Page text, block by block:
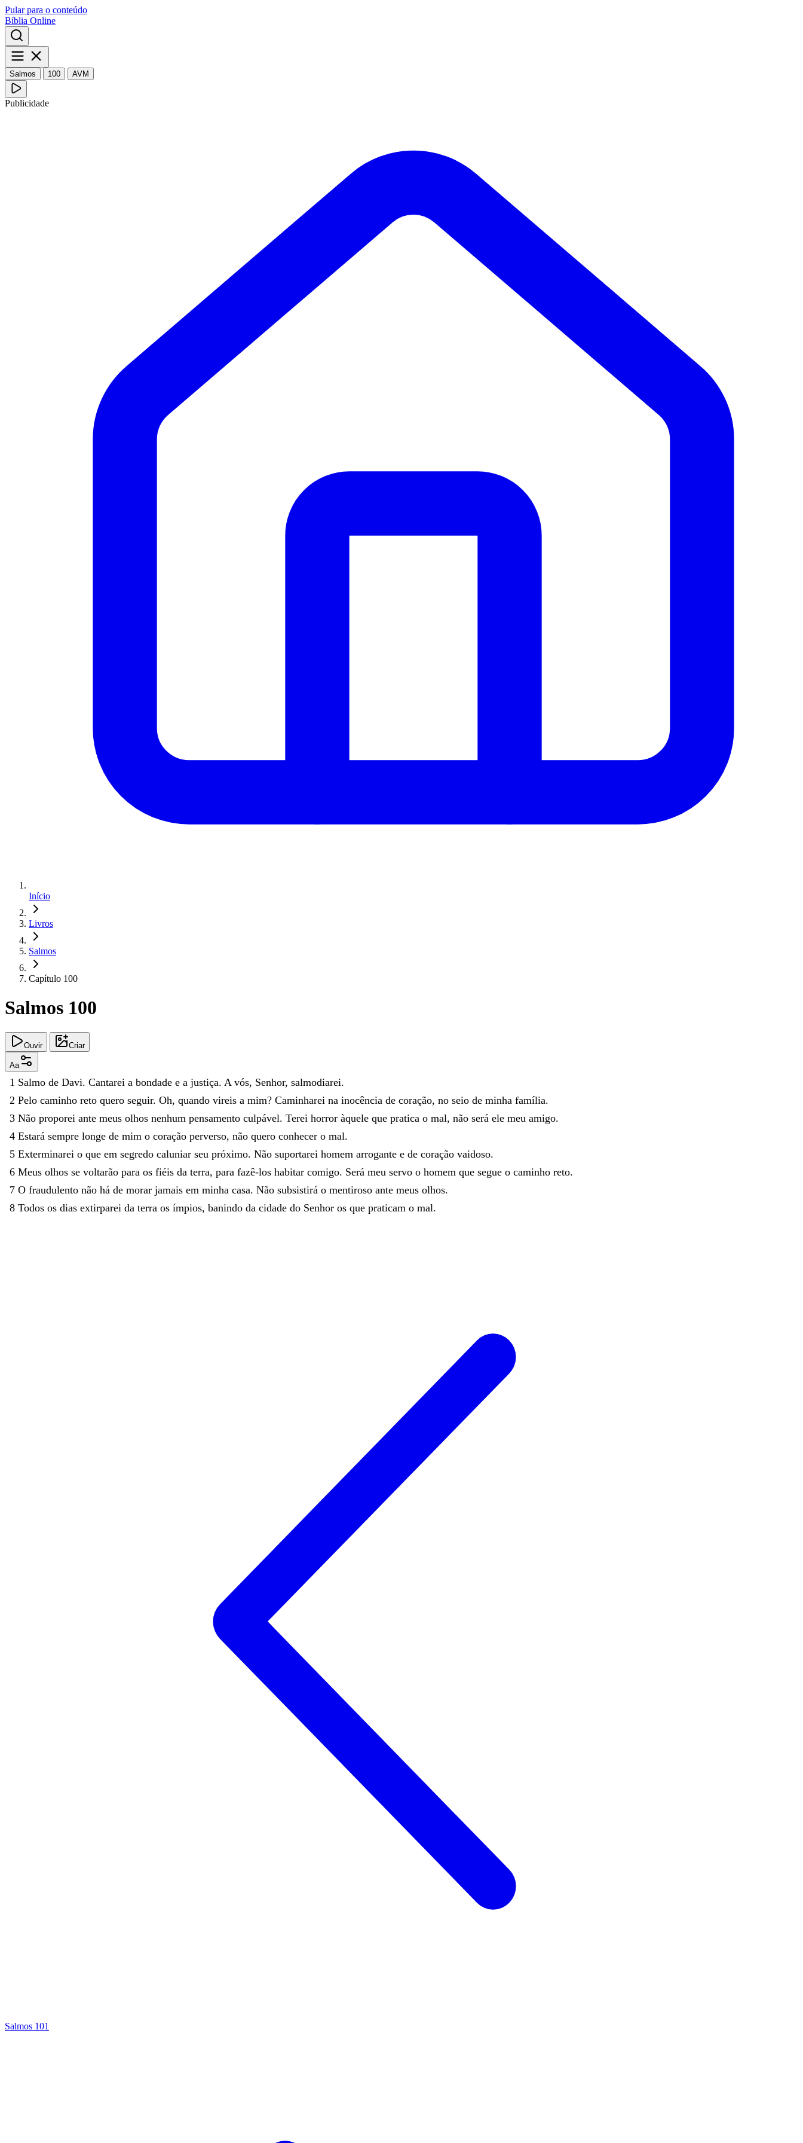
Pular para o conteúdo
Bíblia Online
Salmos 100 AVM
Publicidade
Início
Livros
Salmos
Capítulo 100
Salmos 100
Ouvir Criar
Aa
1 Salmo de Davi. Cantarei a bondade e a justiça. A vós, Senhor, salmodiarei.
2 Pelo caminho reto quero seguir. Oh, quando vireis a mim? Caminharei na inocência de coração, no seio de minha família.
3 Não proporei ante meus olhos nenhum pensamento culpável. Terei horror àquele que pratica o mal, não será ele meu amigo.
4 Estará sempre longe de mim o coração perverso, não quero conhecer o mal.
5 Exterminarei o que em segredo caluniar seu próximo. Não suportarei homem arrogante e de coração vaidoso.
6 Meus olhos se voltarão para os fiéis da terra, para fazê-los habitar comigo. Será meu servo o homem que segue o caminho reto.
7 O fraudulento não há de morar jamais em minha casa. Não subsistirá o mentiroso ante meus olhos.
8 Todos os dias extirparei da terra os ímpios, banindo da cidade do Senhor os que praticam o mal.
Salmos 101